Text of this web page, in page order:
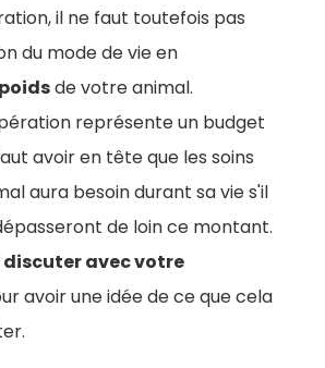
il ne faut toutefois pas
du mode de vie en
poidsde votre animal.
représente un budget
avoir en tête que les soins
aura besoin durant sa vie s'il
de loin ce montant.
discuter avec votre
avoir une idée de ce que cela